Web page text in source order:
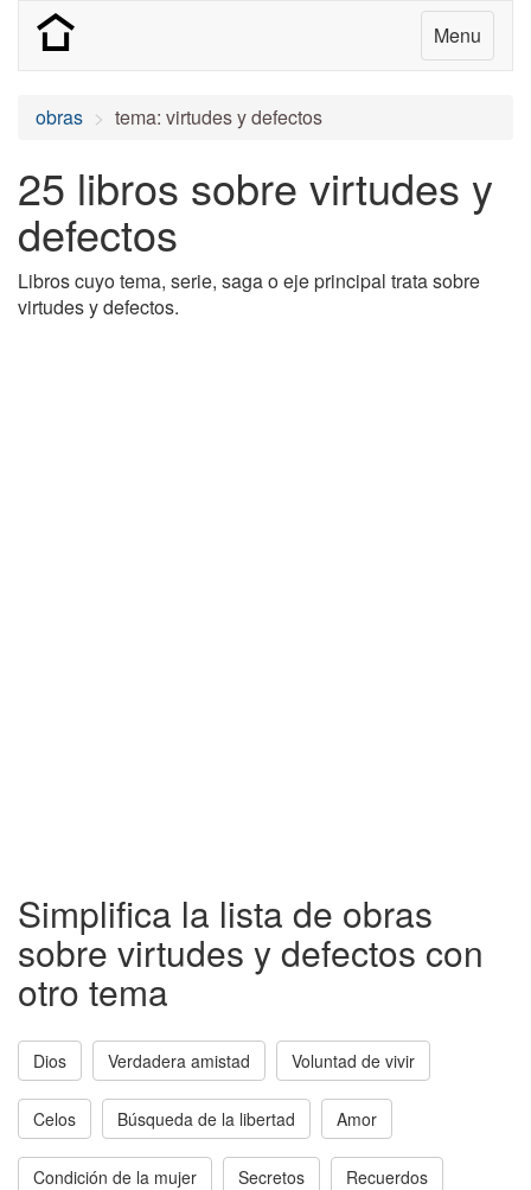
Menu
obras tema: virtudes y defectos
25 libros sobre virtudes y
defectos
Libros cuyo tema, serie, saga o eje principal trata sobre
virtudes y defectos.
Simplifica la lista de obras
sobre virtudes y defectos con
otro tema
Dios Verdadera amistad Voluntad de vivir
Celos Búsqueda de la libertad Amor
Condición de la mujer Secretos Recuerdos